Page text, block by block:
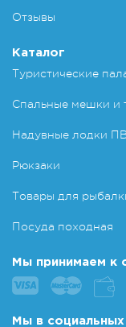
Отзывы
Каталог
Туристические
Спальные мешки и
Надувные лодки
Рюкзаки
Товары для
Посуда походная
Мы принимаем к
Мы в социальных